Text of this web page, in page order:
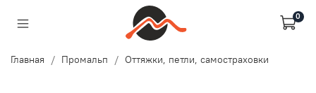
0
Главная Промальп Оттяжки, петли, самостраховки